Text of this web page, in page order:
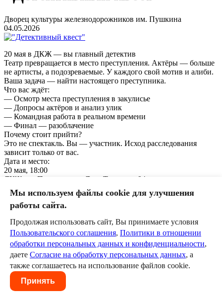
Дворец культуры железнодорожников им. Пушкина
04.05.2026
20 мая в ДКЖ — вы главный детектив
Театр превращается в место преступления. Актёры — больше
не артисты, а подозреваемые. У каждого свой мотив и алиби.
Ваша задача — найти настоящего преступника.
Что вас ждёт:
— Осмотр места преступления в закулисье
— Допросы актёров и анализ улик
— Командная работа в реальном времени
— Финал — разоблачение
Почему стоит прийти?
Это не спектакль. Вы — участник. Исход расследования
зависит только от вас.
Дата и место:
20 мая, 18:00
ДКЖ им. Пушкина, ул. Льва Толстого, 94
12+
Количество мест строго ограничено. Запись обязательна.
Оставить комментарий
Пожалуйста, авторизуйтесь, чтобы комментировать.
Пользовательское соглашение Политика в отношении
обработки персональных данных
персональных данных
Мы используем файлы cookie для улучшения
работы сайта.
Продолжая использовать сайт, Вы принимаете условия
Пользовательского соглашения, Политики в отношении
обработки персональных данных и конфиденциальности,
даете Согласие на обработку персональных данных, а
также соглашаетесь на использование файлов cookie.
Принять